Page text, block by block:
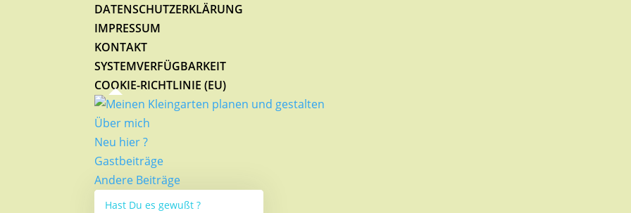
DATENSCHUTZERKLÄRUNG
IMPRESSUM
KONTAKT
SYSTEMVERFÜGBARKEIT
COOKIE-RICHTLINIE (EU)
Über mich
Neu hier ?
Gastbeiträge
Andere Beiträge
Hast Du es gewußt ?